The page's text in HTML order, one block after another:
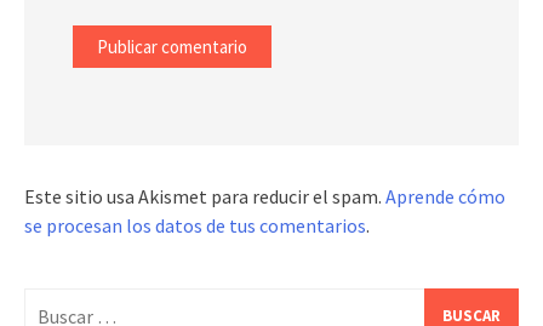
Este sitio usa Akismet para reducir el spam. Aprende cómo
se procesan los datos de tus comentarios.